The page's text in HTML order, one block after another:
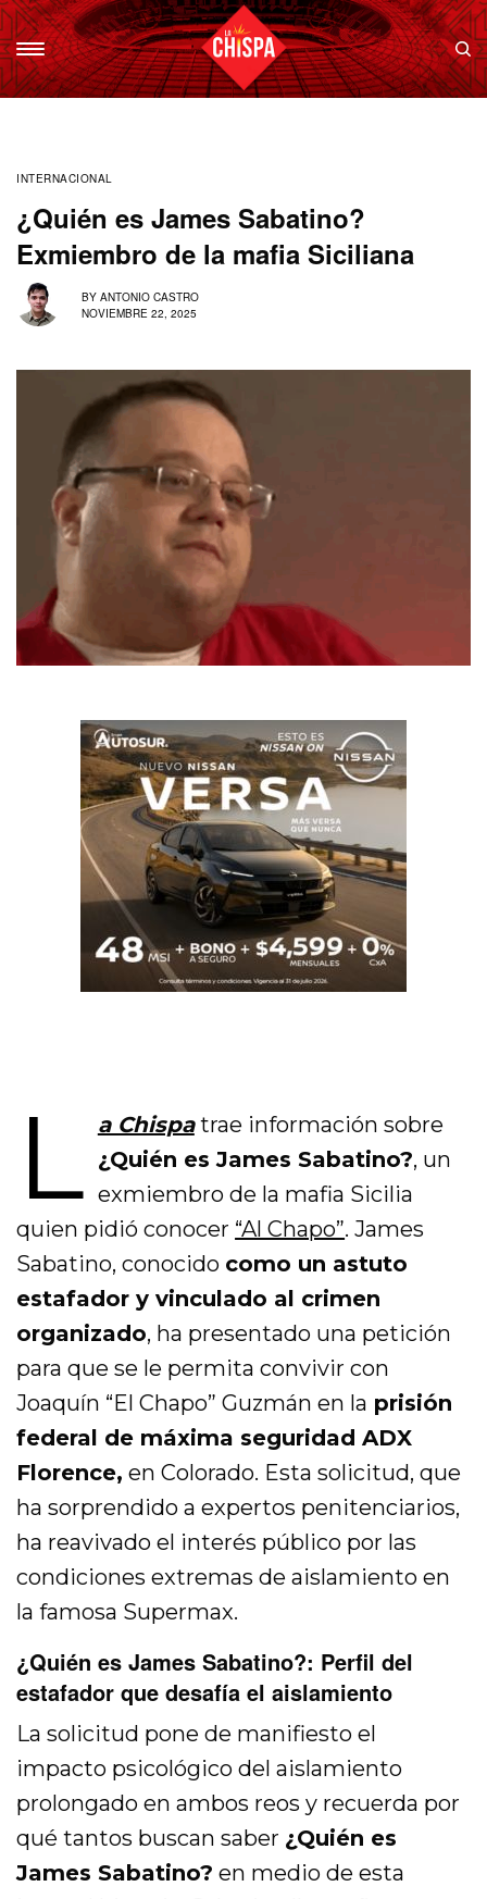
INTERNACIONAL
¿Quién es James Sabatino?
Exmiembro de la mafia Siciliana
BY ANTONIO CASTRO
NOVIEMBRE 22, 2025
L a Chispatrae información sobre
¿Quién es James Sabatino?, un
exmiembro de la mafia Sicilia
quien pidió conocer “Al Chapo”. James
Sabatino, conocido como un astuto
estafador y vinculado al crimen
organizado, ha presentado una petición
para que se le permita convivir con
Joaquín “El Chapo” Guzmán en la prisión
federal de máxima seguridad ADX
Florence, en Colorado. Esta solicitud, que
ha sorprendido a expertos penitenciarios,
ha reavivado el interés público por las
condiciones extremas de aislamiento en
la famosa Supermax.
¿Quién es James Sabatino?: Perfil del
estafador que desafía el aislamiento
La solicitud pone de manifiesto el
impacto psicológico del aislamiento
prolongado en ambos reos y recuerda por
qué tantos buscan saber ¿Quién es
James Sabatino? en medio de esta